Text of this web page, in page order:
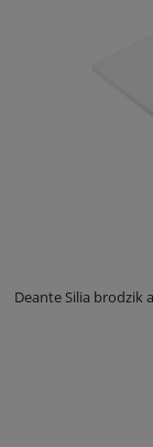
Deante Silia brodzik